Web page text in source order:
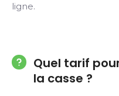
ligne.
Quel tarif
la casse ?